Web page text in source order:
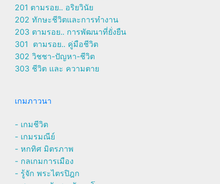
201 ตามรอย.. อริยวินัย
202 ทักษะชีวิตและการทำงาน
203 ตามรอย.. การพัฒนาที่ยั่งยืน
301 ตามรอย.. คู่มือชีวิต
302 วิชชา-ปัญหา-ชีวิต
303 ชีวิต และ ความตาย
เกมภาวนา
- เกมชีวิต
- เกมรมณีย์
- หกทิศ มิตรภาพ
- กลเกมการเมือง
- รู้จัก พระไตรปิฎก